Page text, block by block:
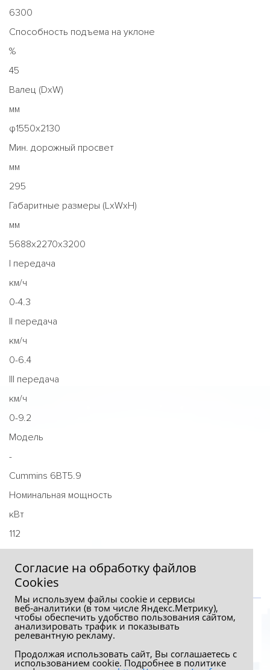
6300
Способность подъема на уклоне
%
45
Валец (DxW)
мм
φ1550х2130
Мин. дорожный просвет
мм
295
Габаритные размеры (LxWxH)
мм
5688x2270x3200
I передача
км/ч
0-4.3
II передача
км/ч
0-6.4
III передача
км/ч
0-9.2
Модель
-
Cummins 6BT5.9
Номинальная мощность
кВт
112
Согласие на обработку файлов
Сookies
Мы используем файлы cookie и сервисы
веб‑аналитики (в том числе Яндекс.Метрику),
чтобы обеспечить удобство пользования сайтом,
анализировать трафик и показывать
релевантную рекламу.
Продолжая использовать сайт, Вы соглашаетесь с
использованием cookie. Подробнее в политике